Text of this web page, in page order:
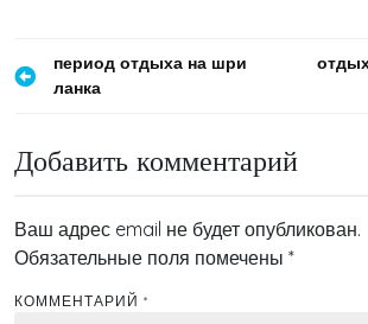
Навигация
период отдыха на шри
ланка
Добавить комментарий
Ваш адрес email не будет опубликован.
Обязательные поля помечены *
КОММЕНТАРИЙ *